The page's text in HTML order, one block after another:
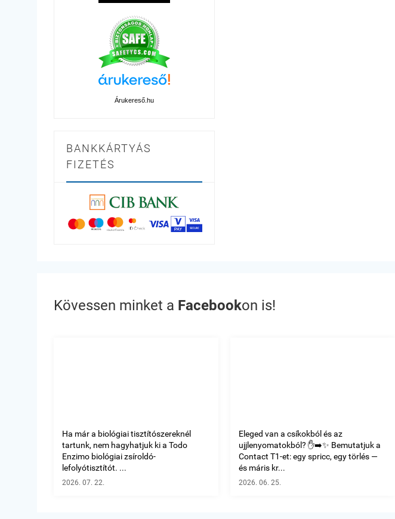
Árukereső.hu
BANKKÁRTYÁS
FIZETÉS
Kövessen minket a Facebookon is!
Ha már a biológiai tisztítószereknél
tartunk, nem hagyhatjuk ki a Todo
Enzimo biológiai zsíroldó-
lefolyótisztítót. ...
2026. 07. 22.
Eleged van a csíkokból és az
ujjlenyomatokból? ✋➡️✨ Bemutatjuk a
Contact T1-et: egy spricc, egy törlés —
és máris kr...
2026. 06. 25.